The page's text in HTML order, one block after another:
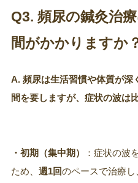
Q3. 頻尿の鍼灸治
間がかかりますか
A. 頻尿は生活習慣や体質が深
間を要しますが、症状の波は
・初期（集中期）
：症状の波
ため、 週1回のペースで治療